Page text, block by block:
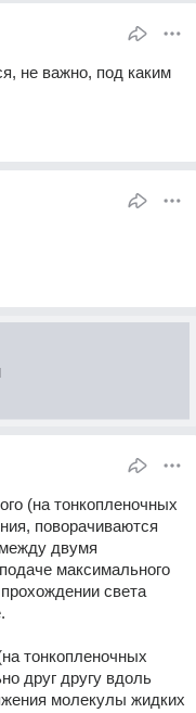
не важно, под каким
(на тонкопленочных
поворачиваются
между двумя
максимального
света
тонкопленочных
друг другу вдоль
молекулы жидких